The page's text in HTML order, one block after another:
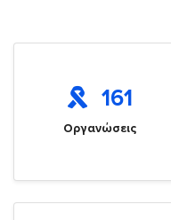
161
Οργανώσεις